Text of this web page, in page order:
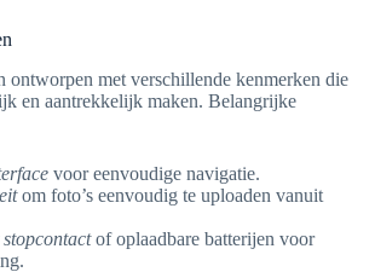
met verschillende kenmerken die
en aantrekkelijk maken. Belangrijke
voor eenvoudige navigatie.
om foto’s eenvoudig te uploaden vanuit
of oplaadbare batterijen voor